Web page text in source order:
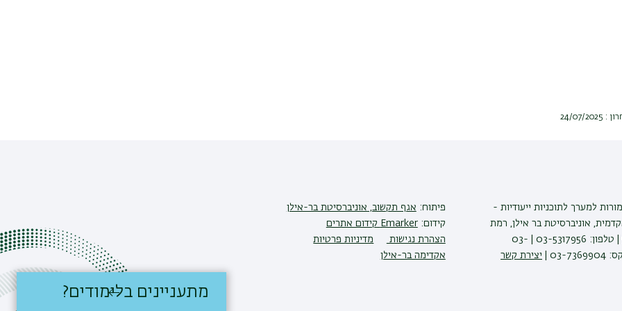
2025
למערך לתוכניות ייעודיות -
אוניברסיטת בר אילן, רמת
גן 5290002 | טלפון: 03-5317956 | 03-
יצירת קשר
פיתוח: אגף תקשוב, אוניברסיטת בר-אילן
קידום:Emarker קידום אתרים
הצהרת נגישות
מדיניות פרטיות
אקדימה בר-אילן
מתעניינים בלימודים?